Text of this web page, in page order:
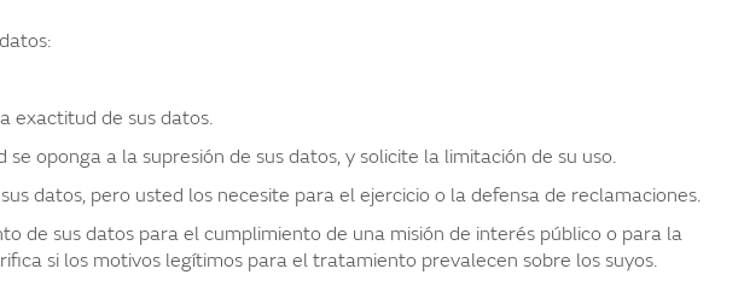
de sus datos.
a la supresión de sus datos, y solicite la limitación de su uso.
pero usted los necesite para el ejercicio o la defensa de reclamaciones.
sus datos para el cumplimiento de una misión de interés público o para la
si los motivos legítimos para el tratamiento prevalecen sobre los suyos.